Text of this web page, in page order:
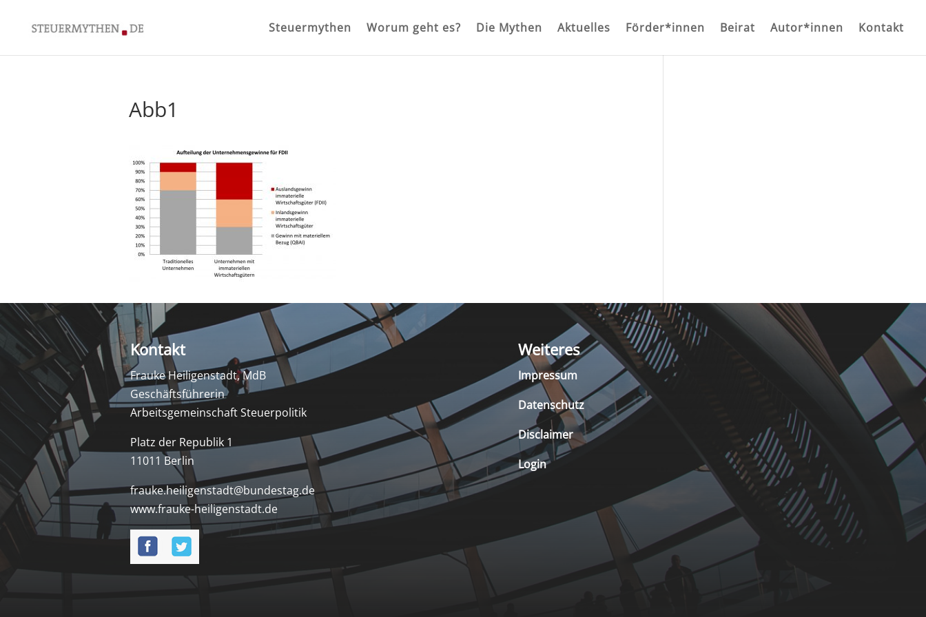
Steuermythen Worum geht es? Die Mythen Aktuelles Förder*innen Beirat Autor*innen Kontakt
Abb1
Kontakt
Frauke Heiligenstadt, MdB
Geschäftsführerin
Arbeitsgemeinschaft Steuerpolitik
Platz der Republik 1
11011 Berlin
frauke.heiligenstadt@bundestag.de
www.frauke-heiligenstadt.de
Weiteres
Impressum
Datenschutz
Disclaimer
Login